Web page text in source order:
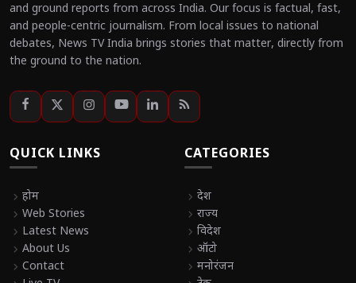
and ground reports from across India. Our focus is factual, fast,
and people-centric journalism. From local issues to national
debates, News TV India brings stories that matter, directly from
the ground to the nation.
QUICK LINKS
chevron_right होम
chevron_right Web Stories
chevron_right Latest News
chevron_right About Us
chevron_right Contact
CATEGORIES
chevron_right देश
chevron_right राज्य
chevron_right विदेश
chevron_right ऑटो
chevron_right मनोरंजन